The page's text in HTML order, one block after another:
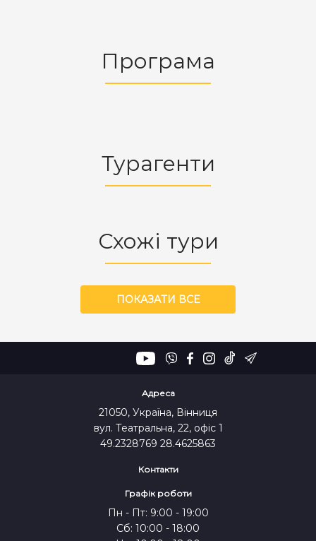
Програма
Турагенти
Схожі тури
ПОКАЗАТИ ВСЕ
Адреса
21050, Україна, Вінниця
вул. Театральна, 22, офіс 1
49.2328769 28.4625863
Контакти
Графік роботи
Пн - Пт: 9:00 - 19:00
Сб: 10:00 - 18:00